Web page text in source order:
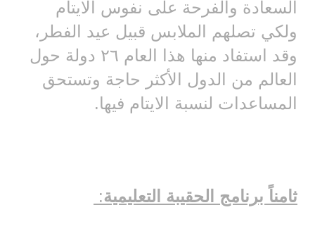
السعادة والفرحة على نفوس الايتام
ولكي تصلهم الملابس قبيل عيد الفطر،
وقد استفاد منها هذا العام ٢٦ دولة حول
العالم من الدول الأكثر حاجة وتستحق
المساعدات لنسبة الايتام فيها.
ثامناً برنامج الحقيبة التعليمية: